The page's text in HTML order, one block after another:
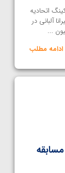
اتحادیه
آلبانی در
...
ادامه مطلب